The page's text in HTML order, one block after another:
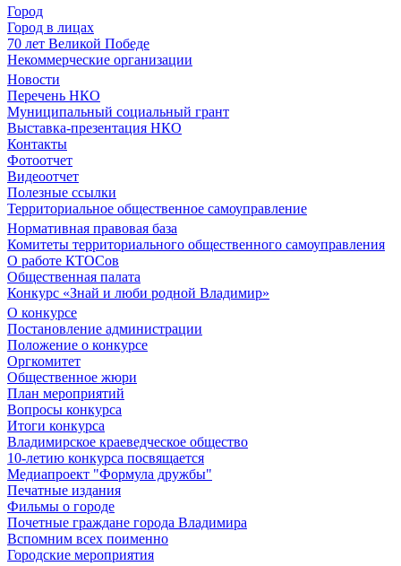
Город
Город в лицах
70 лет Великой Победе
Некоммерческие организации
Новости
Перечень НКО
Муниципальный социальный грант
Выставка-презентация НКО
Контакты
Фотоотчет
Видеоотчет
Полезные ссылки
Территориальное общественное самоуправление
Нормативная правовая база
Комитеты территориального общественного самоуправления
О работе КТОСов
Общественная палата
Конкурс «Знай и люби родной Владимир»
О конкурсе
Постановление администрации
Положение о конкурсе
Оргкомитет
Общественное жюри
План мероприятий
Вопросы конкурса
Итоги конкурса
Владимирское краеведческое общество
10-летию конкурса посвящается
Медиапроект "Формула дружбы"
Печатные издания
Фильмы о городе
Почетные граждане города Владимира
Вспомним всех поименно
Городские мероприятия